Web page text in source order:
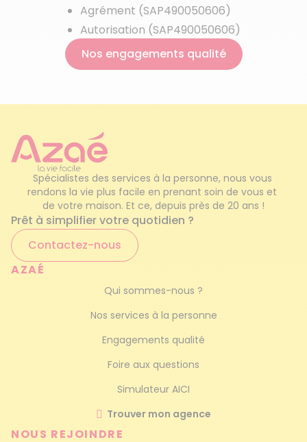
Tarifs de femme de ménage
Aides financières au ménage
Garde d'enfants occasionnel
Service de femme de ménage
Ménage haut de gamme
Agrément (SAP490050606)
Autorisation (SAP490050606)
Nos engagements qualité
Spécialistes des services à la personne, nous vous
rendons la vie plus facile en prenant soin de vous et
de votre maison. Et ce, depuis près de 20 ans !
Prêt à simplifier votre quotidien ?
Contactez-nous
AZAÉ
Qui sommes-nous ?
Nos services à la personne
Engagements qualité
Foire aux questions
Simulateur AICI
Trouver mon agence
NOUS REJOINDRE